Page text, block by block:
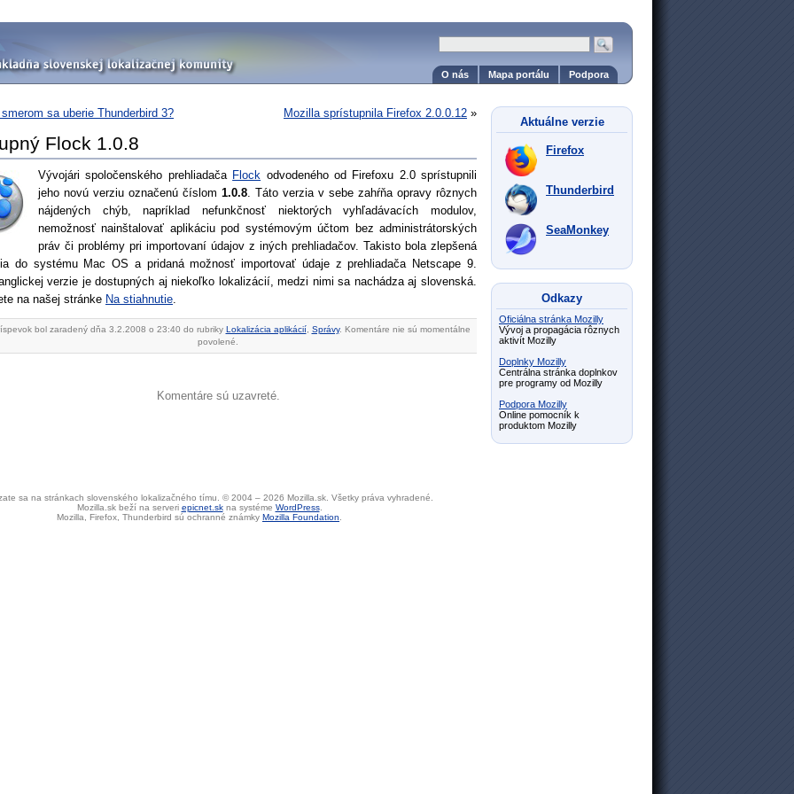
O nás Mapa portálu Podpora
Aktuálne verzie
Firefox
Thunderbird
SeaMonkey
Odkazy
Oficiálna stránka Mozilly
Vývoj a propagácia rôznych
aktivít Mozilly
Doplnky Mozilly
Centrálna stránka doplnkov
pre programy od Mozilly
Podpora Mozilly
Online pomocník k
produktom Mozilly
sa uberie Thunderbird 3? Mozilla sprístupnila Firefox 2.0.0.12 »
Flock 1.0.8
Vývojári spoločenského prehliadača Flock odvodeného od Firefoxu 2.0 sprístupnili
jeho novú verziu označenú číslom 1.0.8. Táto verzia v sebe zahŕňa opravy rôznych
nájdených chýb, napríklad nefunkčnosť niektorých vyhľadávacích modulov,
nemožnosť nainštalovať aplikáciu pod systémovým účtom bez administrátorských
práv či problémy pri importovaní údajov z iných prehliadačov. Takisto bola zlepšená
do systému Mac OS a pridaná možnosť importovať údaje z prehliadača Netscape 9.
verzie je dostupných aj niekoľko lokalizácií, medzi nimi sa nachádza aj slovenská.
na našej stránke Na stiahnutie.
bol zaradený dňa 3.2.2008 o 23:40 do rubriky Lokalizácia aplikácií, Správy. Komentáre nie sú momentálne
povolené.
Komentáre sú uzavreté.
sa na stránkach slovenského lokalizačného tímu. © 2004 – 2026 Mozilla.sk. Všetky práva vyhradené.
Mozilla.sk beží na serveri epicnet.skna systéme WordPress.
Mozilla, Firefox, Thunderbird sú ochranné známky Mozilla Foundation